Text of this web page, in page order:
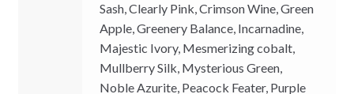
Sash, Clearly Pink, Crimson Wine, Green
Apple, Greenery Balance, Incarnadine,
Majestic Ivory, Mesmerizing cobalt,
Mullberry Silk, Mysterious Green,
Noble Azurite, Peacock Feater, Purple